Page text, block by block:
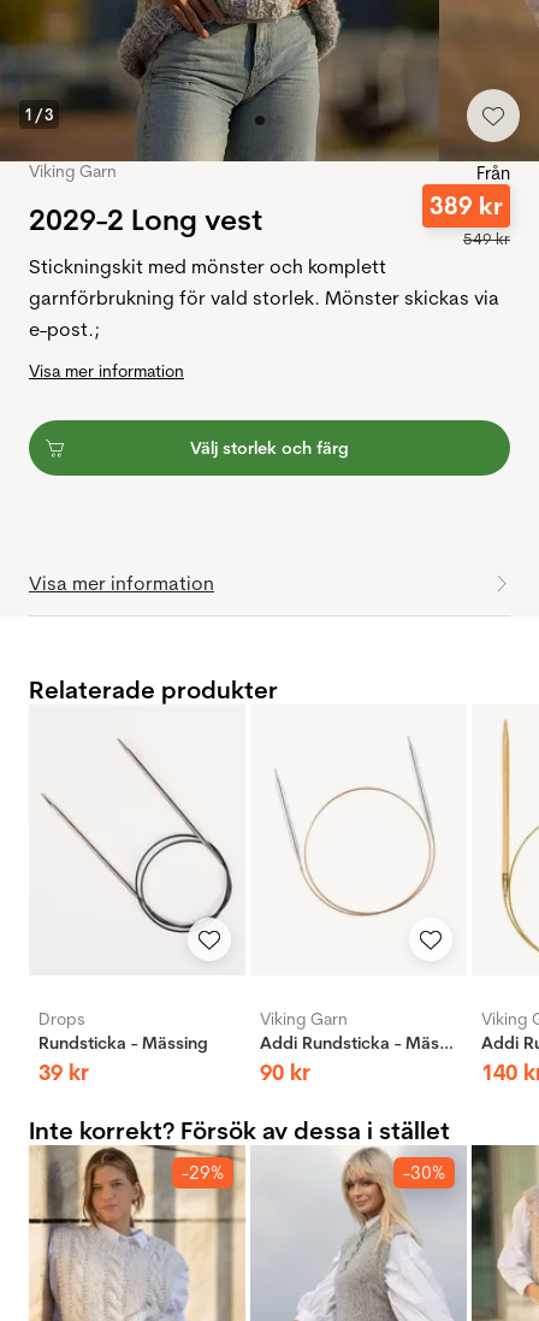
1 /3
Viking Garn
2029-2 Long vest
Från
389 kr
549kr
Stickningskit med mönster och komplett
garnförbrukning för vald storlek. Mönster skickas via
e-post.;
Visa mer information
Välj storlek och färg
Visa mer information
Relaterade produkter
Drops
Rundsticka - Mässing
39 kr
Viking Garn
Addi Rundsticka - Mässing
90 kr
Viking
140
Inte korrekt? Försök av dessa i stället
-29% -30%